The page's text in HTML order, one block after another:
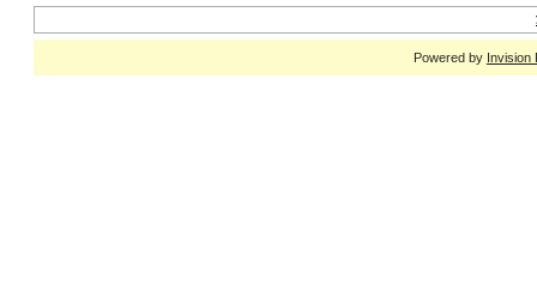
Powered by Invision